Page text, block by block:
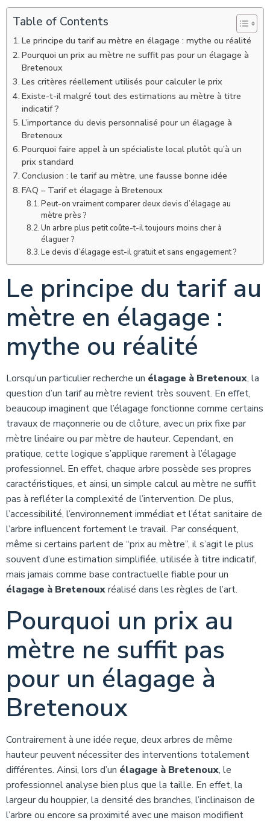
Table of Contents
Le principe du tarif au mètre en élagage : mythe ou réalité
Pourquoi un prix au mètre ne suffit pas pour un élagage à
Bretenoux
Les critères réellement utilisés pour calculer le prix
Existe-t-il malgré tout des estimations au mètre à titre
indicatif ?
L’importance du devis personnalisé pour un élagage à
Bretenoux
Pourquoi faire appel à un spécialiste local plutôt qu’à un
prix standard
Conclusion : le tarif au mètre, une fausse bonne idée
FAQ – Tarif et élagage à Bretenoux
Peut-on vraiment comparer deux devis d’élagage au
mètre près ?
Un arbre plus petit coûte-t-il toujours moins cher à
élaguer ?
Le devis d’élagage est-il gratuit et sans engagement ?
Le principe du tarif au
mètre en élagage :
mythe ou réalité
Lorsqu’un particulier recherche un élagage à Bretenoux, la
question d’un tarif au mètre revient très souvent. En effet,
beaucoup imaginent que l’élagage fonctionne comme certains
travaux de maçonnerie ou de clôture, avec un prix fixe par
mètre linéaire ou par mètre de hauteur. Cependant, en
pratique, cette logique s’applique rarement à l’élagage
professionnel. En effet, chaque arbre possède ses propres
caractéristiques, et ainsi, un simple calcul au mètre ne suffit
pas à refléter la complexité de l’intervention. De plus,
l’accessibilité, l’environnement immédiat et l’état sanitaire de
l’arbre influencent fortement le travail. Par conséquent,
même si certains parlent de “prix au mètre”, il s’agit le plus
souvent d’une estimation simplifiée, utilisée à titre indicatif,
mais jamais comme base contractuelle fiable pour un
élagage à Bretenouxréalisé dans les règles de l’art.
Pourquoi un prix au
mètre ne suffit pas
pour un élagage à
Bretenoux
Contrairement à une idée reçue, deux arbres de même
hauteur peuvent nécessiter des interventions totalement
différentes. Ainsi, lors d’un élagage à Bretenoux, le
professionnel analyse bien plus que la taille. En effet, la
largeur du houppier, la densité des branches, l’inclinaison de
l’arbre ou encore sa proximité avec une maison modifient